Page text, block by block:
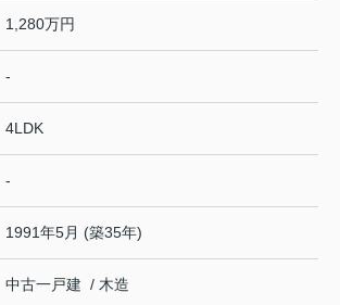
1,280万円
-
4LDK
-
1991年5月 (築35年)
中古一戸建 / 木造